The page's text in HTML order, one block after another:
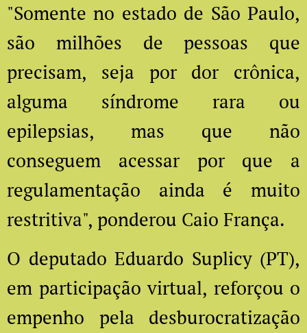
"Somente no estado de São Paulo,
são milhões de pessoas que
precisam, seja por dor crônica,
alguma síndrome rara ou
epilepsias, mas que não
conseguem acessar por que a
regulamentação ainda é muito
restritiva", ponderou Caio França.
O deputado Eduardo Suplicy (PT),
em participação virtual, reforçou o
empenho pela desburocratização